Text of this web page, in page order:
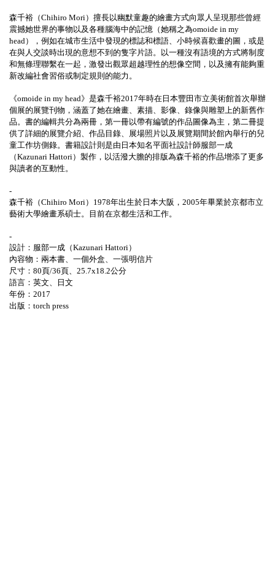
森千裕（Chihiro Mori）擅長以幽默童趣的繪畫方式向眾人呈現那些曾經
震撼她世界的事物以及各種腦海中的記憶（她稱之為omoide in my
head），例如在城市生活中發現的標誌和標語、小時候喜歡畫的圖，或是
在與人交談時出現的意想不到的隻字片語。以一種沒有語境的方式將制度
和無條理聯繫在一起，激發出觀眾超越理性的想像空間，以及擁有能夠重
新改編社會習俗或制定規則的能力。
《omoide in my head》是森千裕2017年時在日本豐田市立美術館首次舉辦
個展的展覽刊物，涵蓋了她在繪畫、素描、影像、錄像與雕塑上的新舊作
品。書的編輯共分為兩冊，第一冊以帶有編號的作品圖像為主，第二冊提
供了詳細的展覽介紹、作品目錄、展場照片以及展覽期間於館內舉行的兒
童工作坊側錄。書籍設計則是由日本知名平面社設計師服部一成
（Kazunari Hattori）製作，以活潑大膽的排版為森千裕的作品增添了更多
與讀者的互動性。
-
森千裕（Chihiro Mori） 1978年出生於日本大阪， 2005年畢業於京都市立
藝術大學繪畫系碩士。目前在京都生活和工作。
-
設計：服部一成（Kazunari Hattori）
內容物：兩本書、一個外盒、一張明信片
尺寸： 80頁/36頁、 25.7x18.2公分
語言：英文、日文
年份： 2017
出版： torch press